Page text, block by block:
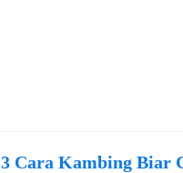
3 Cara Kambing Biar